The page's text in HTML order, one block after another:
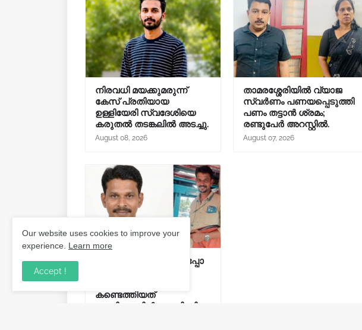
നിരവധി മയക്കുമരുന്ന്
കേസ് പ്രതിയായ
ഉള്ളിയേരി സ്വദേശിയെ
കരുതൽ തടങ്കലിൽ അടച്ചു.
August 08, 2026
താമരശ്ശേരിയിൽ വ്യാജ
സ്വർണം പണയപ്പെടുത്തി
പണം തട്ടാൻ ശ്രമം;
രണ്ടുപേർ അറസ്റ്റിൽ.
August 07, 2026
ഭാര്യ വിളിച്ചപ്പോള്‍ ഇപ്പോ
കണ്ടെത്തിയത്
ബസ്സിനുള്ളില്‍ തൂങ്ങിമരിച്ച
Our website uses cookies to improve your
experience. Learn more
Accept !